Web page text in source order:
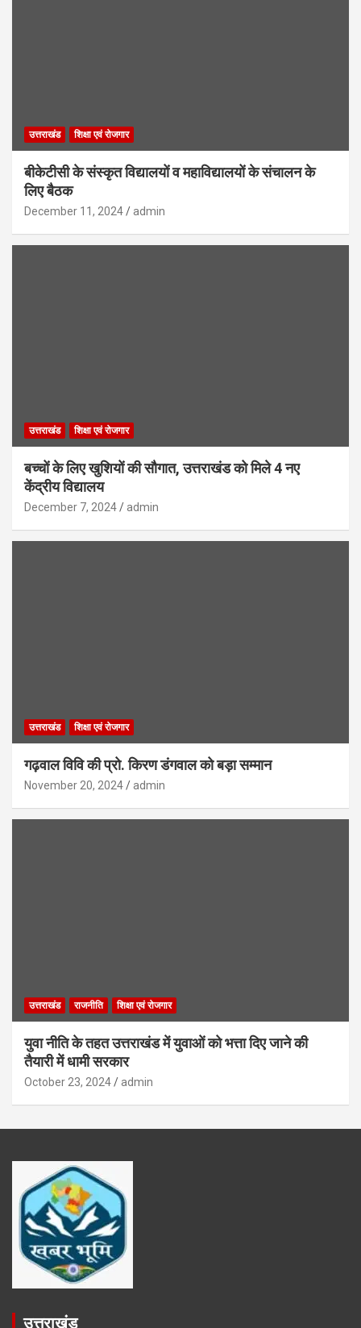
उत्तराखंड शिक्षा एवं रोजगार
बीकेटीसी के संस्कृत विद्यालयों व महाविद्यालयों के संचालन के
लिए बैठक
December 11, 2024 admin
उत्तराखंड शिक्षा एवं रोजगार
बच्चों के लिए खुशियों की सौगात, उत्तराखंड को मिले 4 नए
केंद्रीय विद्यालय
December 7, 2024 admin
उत्तराखंड शिक्षा एवं रोजगार
गढ़वाल विवि की प्रो. किरण डंगवाल को बड़ा सम्मान
November 20, 2024 admin
उत्तराखंड राजनीति शिक्षा एवं रोजगार
युवा नीति के तहत उत्तराखंड में युवाओं को भत्ता दिए जाने की
तैयारी में धामी सरकार
October 23, 2024 admin
उत्तराखंड